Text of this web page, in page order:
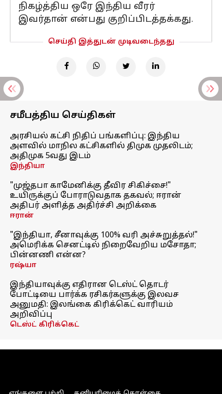
நிகழ்த்திய ஒரே இந்திய வீரர்
இவர்தான் என்பது குறிப்பிடத்தக்கது.
செய்தி இத்துடன் முடிவடைந்தது
சமீபத்திய செய்திகள்
அரசியல் கட்சி நிதிப் பங்களிப்பு: இந்திய
அளவில் மாநில கட்சிகளில் திமுக முதலிடம்;
அதிமுக 5வது இடம்
இந்தியா
"முஜ்தபா காமேனிக்கு தீவிர சிகிச்சை!"
உயிருக்குப் போராடுவதாக தகவல்; ஈரான்
அதிபர் அளித்த அதிர்ச்சி அறிக்கை
ஈரான்
"இந்தியா, சீனாவுக்கு 100% வரி அச்சுறுத்தல்!"
அமெரிக்க செனட்டில் நிறைவேறிய மசோதா;
பின்னணி என்ன?
ரஷ்யா
இந்தியாவுக்கு எதிரான டெஸ்ட் தொடர்
போட்டியை பார்க்க ரசிகர்களுக்கு இலவச
அனுமதி: இலங்கை கிரிக்கெட் வாரியம்
அறிவிப்பு
டெஸ்ட் கிரிக்கெட்